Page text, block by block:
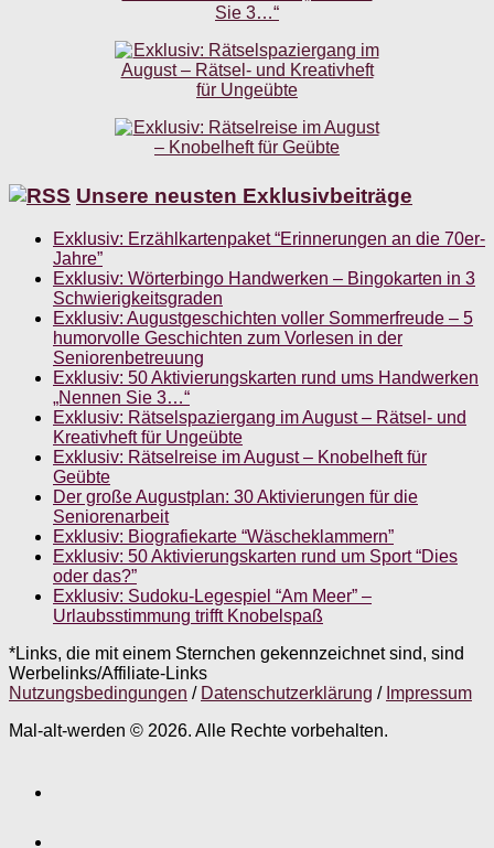
Unsere neusten Exklusivbeiträge
Exklusiv: Erzählkartenpaket “Erinnerungen an die 70er-
Jahre”
Exklusiv: Wörterbingo Handwerken – Bingokarten in 3
Schwierigkeitsgraden
Exklusiv: Augustgeschichten voller Sommerfreude – 5
humorvolle Geschichten zum Vorlesen in der
Seniorenbetreuung
Exklusiv: 50 Aktivierungskarten rund ums Handwerken
„Nennen Sie 3…“
Exklusiv: Rätselspaziergang im August – Rätsel- und
Kreativheft für Ungeübte
Exklusiv: Rätselreise im August – Knobelheft für
Geübte
Der große Augustplan: 30 Aktivierungen für die
Seniorenarbeit
Exklusiv: Biografiekarte “Wäscheklammern”
Exklusiv: 50 Aktivierungskarten rund um Sport “Dies
oder das?”
Exklusiv: Sudoku-Legespiel “Am Meer” –
Urlaubsstimmung trifft Knobelspaß
*Links, die mit einem Sternchen gekennzeichnet sind, sind
Werbelinks/Affiliate-Links
Nutzungsbedingungen / Datenschutzerklärung / Impressum
Mal-alt-werden © 2026. Alle Rechte vorbehalten.